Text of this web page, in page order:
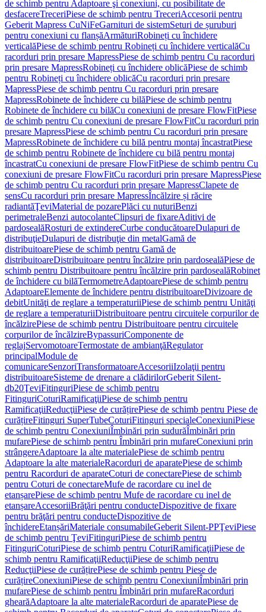
de schimb pentru Adaptoare şi conexiuni, cu posibilitate de
desfacereTreceriPiese de schimb pentru TreceriAccesorii pentru
Geberit Mapress CuNiFeGarnituri de sistemSeturi de șuruburi
pentru conexiuni cu flanșăArmăturiRobineți cu închidere
verticalăPiese de schimb pentru Robineți cu închidere verticalăCu
racorduri prin presare MapressPiese de schimb pentru Cu racorduri
prin presare MapressRobineți cu închidere oblicăPiese de schimb
pentru Robineți cu închidere oblicăCu racorduri prin presare
MapressPiese de schimb pentru Cu racorduri prin presare
MapressRobinete de închidere cu bilăPiese de schimb pentru
Robinete de închidere cu bilăCu conexiuni de presare FlowFitPiese
de schimb pentru Cu conexiuni de presare FlowFitCu racorduri prin
presare MapressPiese de schimb pentru Cu racorduri prin presare
MapressRobinete de închidere cu bilă pentru montaj încastratPiese
de schimb pentru Robinete de închidere cu bilă pentru montaj
încastratCu conexiuni de presare FlowFitPiese de schimb pentru Cu
conexiuni de presare FlowFitCu racorduri prin presare MapressPiese
de schimb pentru Cu racorduri prin presare MapressClapete de
sensCu racorduri prin presare MapressÎncălzire și răcire
radiantăŢeviMaterial de pozarePlăci cu nuturiBenzi
perimetraleBenzi autocolanteClipsuri de fixareAditivi de
pardosealăRosturi de extindereCurbe conducătoareDulapuri de
distribuţieDulapuri de distribuţie din metalGamă de
distribuitoarePiese de schimb pentru Gamă de
distribuitoareDistribuitoare pentru încălzire prin pardosealăPiese de
schimb pentru Distribuitoare pentru încălzire prin pardosealăRobinet
de închidere cu bilăTermometreAdaptoarePiese de schimb pentru
AdaptoareElemente de închidere pentru distribuitoareDivizoare de
debitUnităţi de reglare a temperaturiiPiese de schimb pentru Unităţi
de reglare a temperaturiiDistribuitoare pentru circuitele corpurilor de
încălzirePiese de schimb pentru Distribuitoare pentru circuitele
corpurilor de încălzireBypassuriComponente de
reglajServomotoareTermostate de ambianţăRegulator
principalModule de
comunicareSenzoriTransformatoareAccesoriiIzolaţii pentru
distribuitoareSisteme de drenare a clădirilorGeberit Silent-
db20ŢeviFitinguriPiese de schimb pentru
FitinguriCoturiRamificaţiiPiese de schimb pentru
RamificaţiiReducţiiPiese de curățirePiese de schimb pentru Piese de
curățireFitinguri SuperTubeCoturiFitinguri specialeConexiuniPiese
de schimb pentru ConexiuniÎmbinări prin sudurăÎmbinări prin
mufarePiese de schimb pentru Îmbinări prin mufareConexiuni prin
strângereAdaptoare la alte materialePiese de schimb pentru
Adaptoare la alte materialeRacorduri de aparatePiese de schimb
pentru Racorduri de aparateCoturi de conectarePiese de schimb
pentru Coturi de conectareMufe de racordare cu inel de
etanșarePiese de schimb pentru Mufe de racordare cu inel de
etanșareAccesoriiBrăţări pentru conducteDispozitive de fixare
pentru brăţări pentru conducteDispozitive de
închidereEtanșăriMateriale consumabileGeberit Silent-PPŢeviPiese
de schimb pentru ŢeviFitinguriPiese de schimb pentru
FitinguriCoturiPiese de schimb pentru CoturiRamificaţiiPiese de
schimb pentru RamificaţiiReducţiiPiese de schimb pentru
ReducţiiPiese de curățirePiese de schimb pentru Piese de
curățireConexiuniPiese de schimb pentru ConexiuniÎmbinări prin
mufarePiese de schimb pentru Îmbinări prin mufareRacorduri
ghearăAdaptoare la alte materialeRacorduri de aparatePiese de